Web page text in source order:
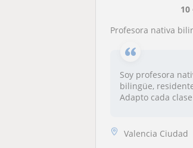
10
Profesora nativa bilingüe enseña español conversacional
Soy profesora
bilingüe,
Adapto cada
Valencia Ciudad